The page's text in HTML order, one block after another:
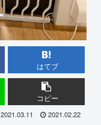
はてブ
コピー
2021.03.11 2021.02.22